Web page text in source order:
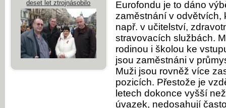
Eurofondu je to dáno
zaměstnání v odvětvích,
např. v učitelství,
stravovacích službách.
rodinou i školou ke
jsou zaměstnáni v
Muži jsou rovněž více
pozicích. Přestože je
letech dokonce vyšší
úvazek, nedosahují
deset let ztrojnásobilo